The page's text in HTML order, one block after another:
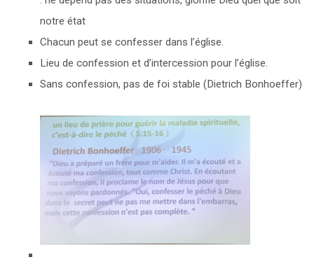
notre état
Chacun peut se confesser dans l’église.
Lieu de confession et d’intercession pour l’église.
Sans confession, pas de foi stable (Dietrich Bonhoeffer)